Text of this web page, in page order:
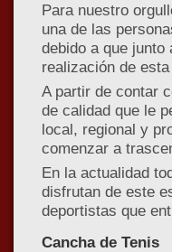
Para nuestro
una de las
debido a que
realización de
A partir de contar
de calidad que le
local, regional y
comenzar a
En la actualidad
disfrutan de este
deportistas que
Cancha de Tenis